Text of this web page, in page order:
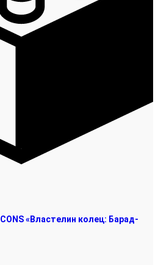
«Властелин колец: Барад-